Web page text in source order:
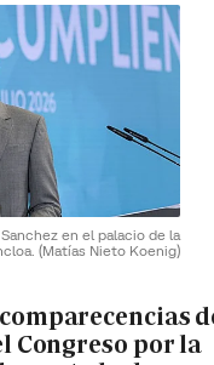
en el palacio de la
(Matías Nieto Koenig)
Congreso por la